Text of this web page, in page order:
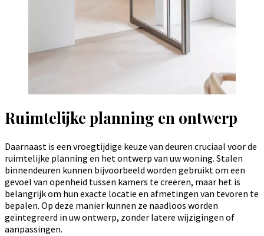
Ruimtelijke planning en ontwerp
Daarnaast is een vroegtijdige keuze van deuren cruciaal voor de
ruimtelijke planning en het ontwerp van uw woning. Stalen
binnendeuren kunnen bijvoorbeeld worden gebruikt om een
gevoel van openheid tussen kamers te creëren, maar het is
belangrijk om hun exacte locatie en afmetingen van tevoren te
bepalen. Op deze manier kunnen ze naadloos worden
geïntegreerd in uw ontwerp, zonder latere wijzigingen of
aanpassingen.